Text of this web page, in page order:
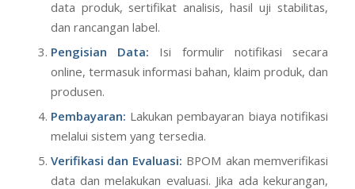
data produk, sertifikat analisis, hasil uji stabilitas,
dan rancangan label.
Pengisian Data: Isi formulir notifikasi secara
online, termasuk informasi bahan, klaim produk, dan
produsen.
Pembayaran: Lakukan pembayaran biaya notifikasi
melalui sistem yang tersedia.
Verifikasi dan Evaluasi: BPOM akan memverifikasi
data dan melakukan evaluasi. Jika ada kekurangan,